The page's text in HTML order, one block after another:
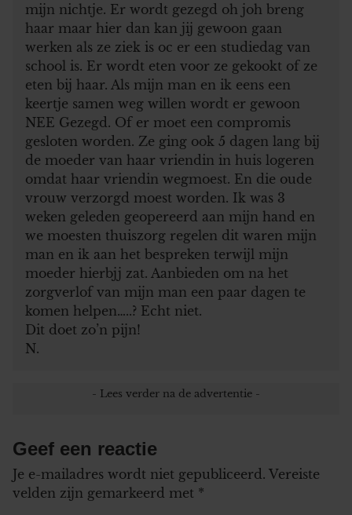
mijn nichtje. Er wordt gezegd oh joh breng
haar maar hier dan kan jij gewoon gaan
werken als ze ziek is oc er een studiedag van
school is. Er wordt eten voor ze gekookt of ze
eten bij haar. Als mijn man en ik eens een
keertje samen weg willen wordt er gewoon
NEE Gezegd. Of er moet een compromis
gesloten worden. Ze ging ook 5 dagen lang bij
de moeder van haar vriendin in huis logeren
omdat haar vriendin wegmoest. En die oude
vrouw verzorgd moest worden. Ik was 3
weken geleden geopereerd aan mijn hand en
we moesten thuiszorg regelen dit waren mijn
man en ik aan het bespreken terwijl mijn
moeder hierbjj zat. Aanbieden om na het
zorgverlof van mijn man een paar dagen te
komen helpen…..? Echt niet.
Dit doet zo’n pijn!
N.
Geef een reactie
Je e-mailadres wordt niet gepubliceerd. Vereiste
velden zijn gemarkeerd met *